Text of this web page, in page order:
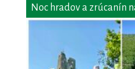
Noc hradov a zrúcanín